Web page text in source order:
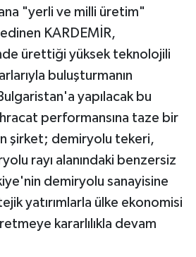
"yerli ve milli üretim"
KARDEMİR,
ürettiği yüksek teknolojili
buluşturmanın
yapılacak bu
performansına taze bir
şirket; demiryolu tekeri,
rayı alanındaki benzersiz
demiryolu sanayisine
yatırımlarla ülke ekonomisi
kararlılıkla devam